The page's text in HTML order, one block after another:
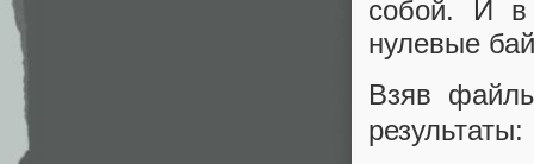
собой. И в
нулевые
Взяв
результаты: